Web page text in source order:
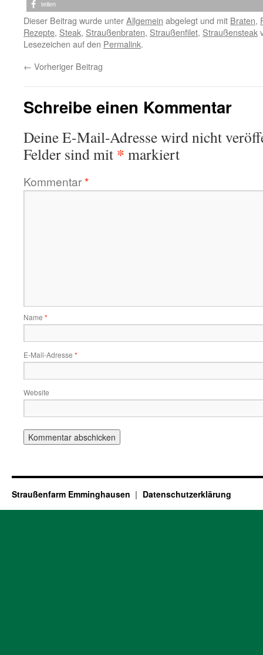
teilen
Dieser Beitrag wurde unterAllgemein abgelegt und mit Braten,
Rezepte, Steak, Straußenbraten, Straußenfilet, Straußensteak
Lesezeichen auf den Permalink.
← Vorheriger Beitrag
Schreibe einen Kommentar
Deine E-Mail-Adresse wird nicht
Felder sind mit * markiert
Kommentar*
Name *
E-Mail-Adresse *
Website
Straußenfarm Emminghausen Datenschutzerklärung